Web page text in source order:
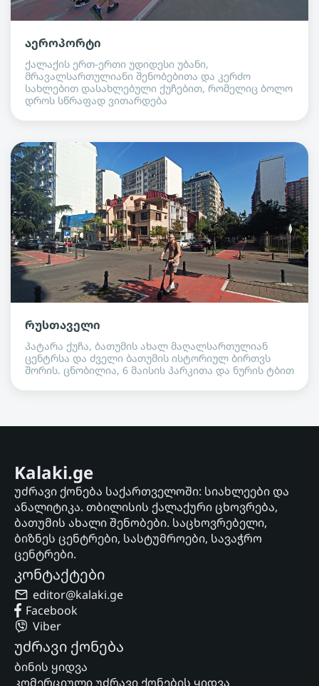
აეროპორტი
ქალაქის ერთ-ერთი უდიდესი უბანი,
მრავალსართულიანი შენობებითა და კერძო
სახლებით დასახლებული ქუჩებით, რომელიც ბოლო
დროს სწრაფად ვითარდება
რუსთაველი
პატარა ქუჩა, ბათუმის ახალ მაღალსართულიან
ცენტრსა და ძველი ბათუმის ისტორიულ ბირთვს
შორის. ცნობილია, 6 მაისის პარკითა და ნურის ტბით
Kalaki.ge
უძრავი ქონება საქართველოში: სიახლეები და
ანალიტიკა. თბილისის ქალაქური ცხოვრება,
ბათუმის ახალი შენობები. საცხოვრებელი,
ბიზნეს ცენტრები, სასტუმროები, სავაჭრო
ცენტრები.
კონტაქტები
editor@kalaki.ge
Facebook
Viber
უძრავი ქონება
ბინის ყიდვა
კომერციული უძრავი ქონების ყიდვა